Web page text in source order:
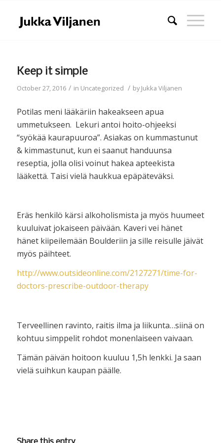
Keep it simple
October 27, 2016 / in Uncategorized / byJukka Viljanen
Potilas meni lääkäriin hakeakseen apua
ummetukseen. Lekuri antoi hoito-ohjeeksi
“syökää kaurapuuroa”. Asiakas on kummastunut
& kimmastunut, kun ei saanut handuunsa
reseptia, jolla olisi voinut hakea apteekista
lääkettä. Taisi vielä haukkua epäpäteväksi.
Eräs henkilö kärsi alkoholismista ja myös huumeet
kuuluivat jokaiseen päivään. Kaveri vei hänet
hänet kiipeilemään Boulderiin ja sille reisulle jäivät
myös päihteet.
http://www.outsideonline.com/2127271/time-for-
doctors-prescribe-outdoor-therapy
Terveellinen ravinto, raitis ilma ja liikunta…siinä on
kohtuu simppelit rohdot monenlaiseen vaivaan.
Tämän päivän hoitoon kuuluu 1,5h lenkki. Ja saan
vielä suihkun kaupan päälle.